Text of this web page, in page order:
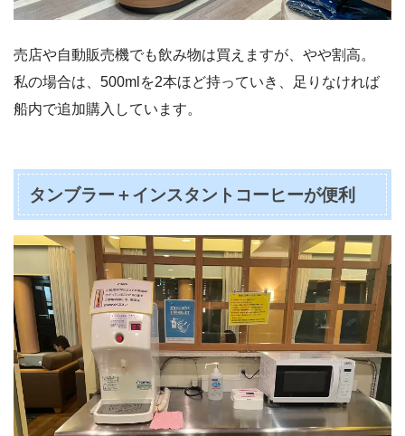
売店や自動販売機でも飲み物は買えますが、やや割高。
私の場合は、500mlを2本ほど持っていき、足りなければ
船内で追加購入しています。
タンブラー＋インスタントコーヒーが便利